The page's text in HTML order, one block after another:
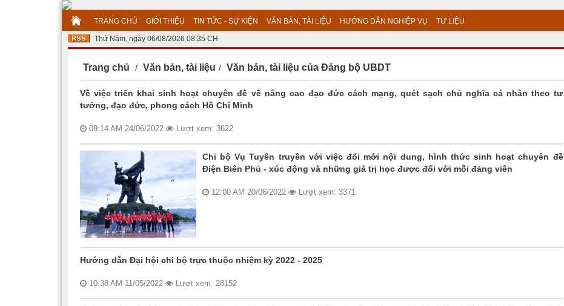
TRANG CHỦ GIỚI THIỆU TIN TỨC - SỰ KIỆN VĂN BẢN, TÀI LIỆU HƯỚNG DẪN NGHIỆP VỤ TƯ LIỆU
Thứ Năm, ngày 06/08/2026 08:35 CH
Trang chủ Văn bản, tài liệu Văn bản, tài liệu của Đảng bộ UBDT
Về việc triển khai sinh hoạt chuyên đề về nâng cao đạo đức cách mạng, quét sạch chủ nghĩa cá nhân theo tư
tưởng, đạo đức, phong cách Hồ Chí Minh
09:14 AM 24/06/2022 Lượt xem: 3622
Chi bộ Vụ Tuyên truyền với việc đổi mới nội dung, hình thức sinh hoạt chuyên đề
Điện Biên Phủ - xúc động và những giá trị học được đối với mỗi đảng viên
12:00 AM 20/06/2022 Lượt xem: 3371
Hướng dẫn Đại hội chi bộ trực thuộc nhiệm kỳ 2022 - 2025
10:38 AM 11/05/2022 Lượt xem: 28152